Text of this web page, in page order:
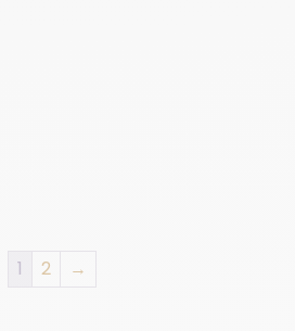
1 2 →